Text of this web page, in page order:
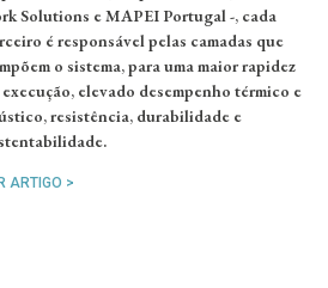
Solutions e MAPEI Portugal -, cada
é responsável pelas camadas que
o sistema, para uma maior rapidez
execução, elevado desempenho térmico e
resistência, durabilidade e
ARTIGO >